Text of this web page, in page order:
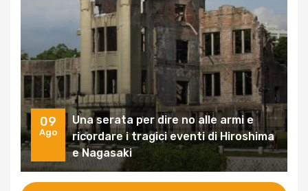
09
Ago
Una serata per dire no alle armi e
ricordare i tragici eventi di Hiroshima
e Nagasaki